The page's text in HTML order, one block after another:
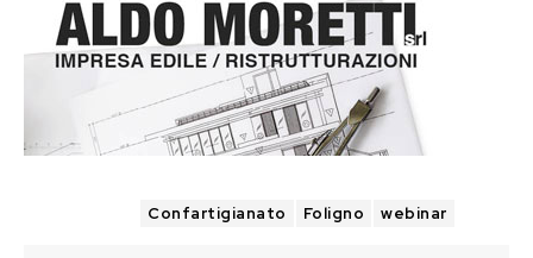
Confartigianato Foligno webinar